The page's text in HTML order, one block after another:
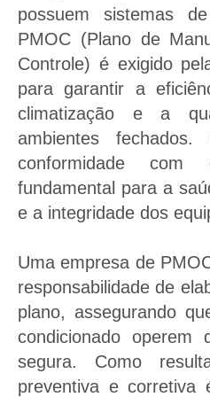
para sua
através do Plano
Operação
Solicitar
possuem sistemas
PMOC (Plano de
Controle) é exigido
para garantir a
climatização e a
ambientes
conformidade
fundamental para a
e a integridade dos
Uma empresa de
responsabilidade de
plano, assegurando
condicionado
segura. Como
preventiva e corretiva